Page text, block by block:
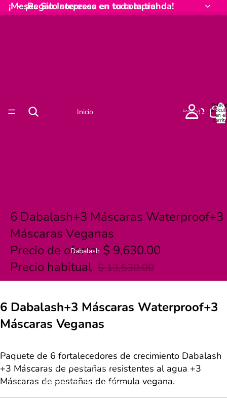
¡Regalo sorpresa en tu compra!
¡Meses Sin Intereses en toda la tienda!
Inicio
Dabalash
Garantía
Pasos de aplicación
Preguntas Frecuentes
Total
en el
0
6 Dabalash+3 Máscaras Waterproof+3
Máscaras Veganas
Precio de oferta $ 9,630.00
Precio habitual $ 13,530.00
6 Dabalash+3 Máscaras Waterproof+3
Máscaras Veganas
Paquete de 6 fortalecedores de crecimiento Dabalash
+3 Máscaras de pestañas resistentes al agua +3
Máscaras de pestañas de fórmula vegana.